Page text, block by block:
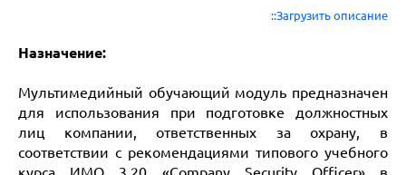
::Загрузить описание
Назначение:
Мультимедийный обучающий модуль предназначен
для использования при подготовке должностных
лиц компании, ответственных за охрану, в
соответствии с рекомендациями типового учебного